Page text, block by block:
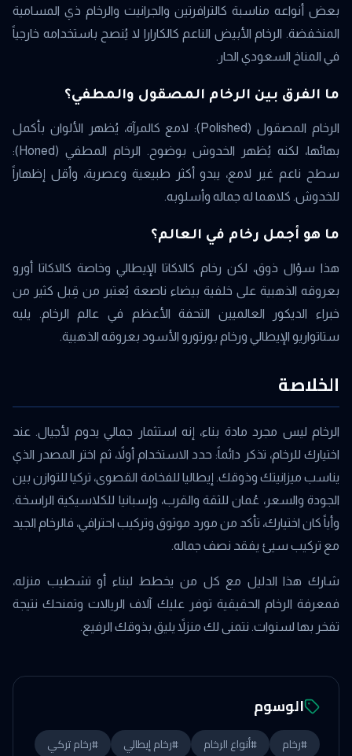
بعض أنواعه مناسبة كالترافرتين والجرانيت والرخام ذي المسامية
المنخفضة. الرخام الأبيض الناعم كالكارارا لا يُنصح باستخدامه خارجياً
في المناخ السعودي الحار.
ما الفرق بين الرخام المصقول والمطفي؟
الرخام المصقول (Polished): لامع كالمرآة، يُظهر الألوان بأكمل
بهائها، لكنه يُظهر الخدوش بوضوح. الرخام المطفي (Honed):
سطح ناعم غير لامع، يبدو أكثر طبيعية وعصرية، وأقل إظهاراً
للخدوش. كلاهما له جماله وأسلوبه.
ما هو أجمل رخام في العالم؟
هذا سؤال ذوق، لكن رخام كالاكاتا الإيطالي وخاصة كالاكاتا أورو
بعروقه الذهبية على خلفية بيضاء ناصعة يُعتبر من قِبل كثير من
خبراء الديكور العالميين التحفة الأعظم في عالم الرخام. يليه
ستاتواريو الإيطالي ورخام بورتورو الأسود بعروقه الذهبية.
الخلاصة
الرخام ليس مجرد مادة بناء، إنه استثمار جمالي يدوم لأجيال. عند
اختيارك للرخام، تذكر دائماً: حدد الاستخدام أولاً، ثم اختر المصدر الذي
يناسب ميزانيتك وذوقك. إيطاليا للفخامة القصوى، تركيا للتوازن بين
الجودة والسعر، عُمان للثقة والقرب، وإسبانيا للكلاسيكية الراسخة.
وأياً كان اختيارك، تأكد من مورد موثوق وتركيب احترافي، فالرخام الجيد
مع تركيب سيئ يفقد نصف جماله.
شارك هذا الدليل مع كل من يخطط لبناء أو تشطيب منزله،
فمعرفة الرخام الحقيقية توفر عليك آلاف الريالات وتمنحك نتيجة
تفخر بها لسنوات. نتمنى لك منزلاً يليق بذوقك الرفيع.
الوسوم
#رخام #أنواع الرخام #رخام إيطالي #رخام تركي